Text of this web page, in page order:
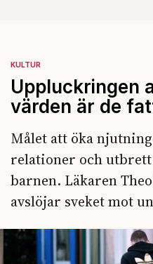
KULTUR
Uppluckringen
värden är de
Målet att öka
relationer och
barnen. Läkaren
avslöjar sveket mot